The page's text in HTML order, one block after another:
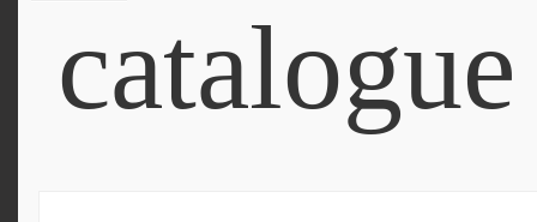
catalogue